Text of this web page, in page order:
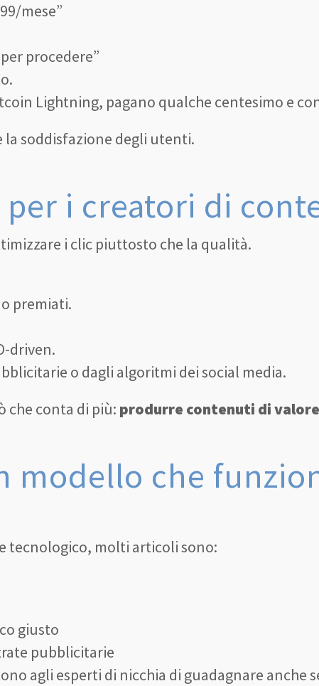
mese”
procedere”
Lightning, pagano qualche centesimo e
soddisfazione degli utenti.
i creatori di
i clic piuttosto che la qualità.
premiati.
driven.
o dagli algoritmi dei social media.
che conta di più: produrre contenuti di valore
modello che
tecnologico, molti articoli sono:
giusto
pubblicitarie
agli esperti di nicchia di guadagnare anche